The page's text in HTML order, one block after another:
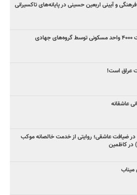
فرهنگی و آیینی اربعین حسینی در پایانه‌های تاکسیرانی
عراق است!
عاشقانه
ضیافت عاشقی؛ روایتی از خدمت خالصانه موکب
در کاظمین